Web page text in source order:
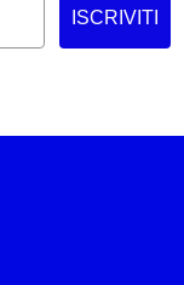
ISCRIVITI